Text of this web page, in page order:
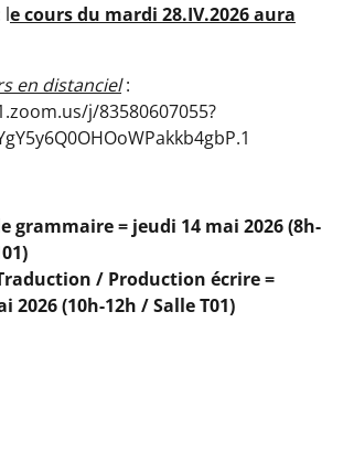
le cours du mardi 28.IV.2026 aura
en distanciel:
j/83580607055?
grammaire = jeudi 14 mai 2026 (8h-
/ Production écrire =
2026 (10h-12h / Salle T01)